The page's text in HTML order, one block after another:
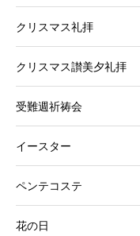
クリスマス礼拝
クリスマス讃美夕礼拝
受難週祈祷会
イースター
ペンテコステ
花の日